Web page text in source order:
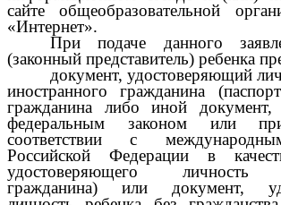
сайте общеобразовательной
«Интернет».
При подаче данного
(законный представитель) ребенка
документ, удостоверяющий
иностранного гражданина
гражданина либо иной документ,
федеральным законом или
соответствии с
Российской Федерации в
удостоверяющего личность
гражданина) или документ,